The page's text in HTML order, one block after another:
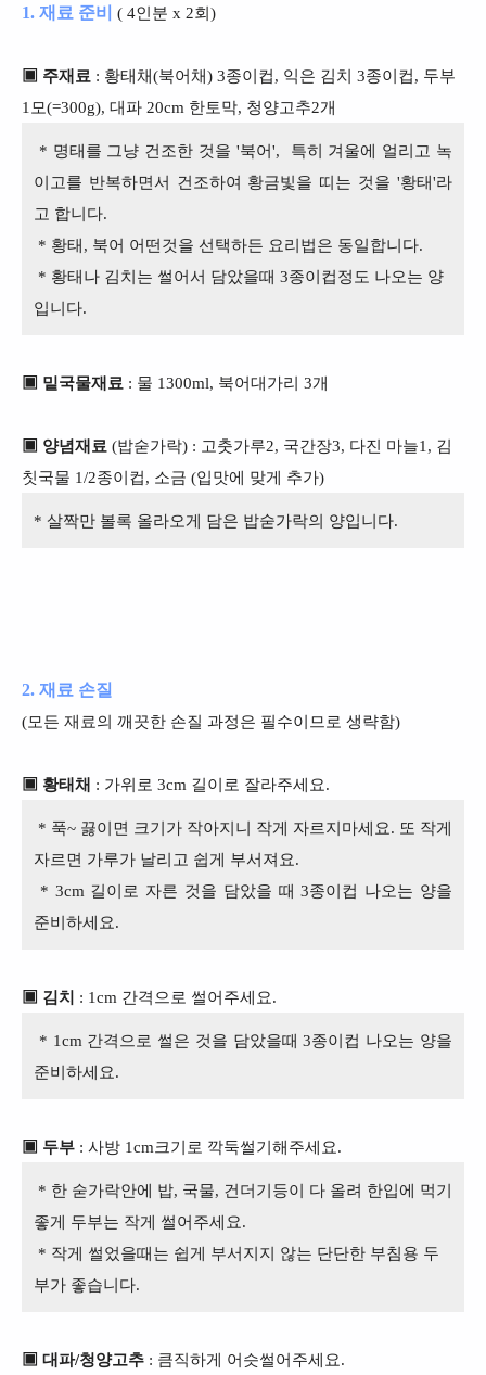
1. 재료 준비 ( 4인분 x 2회)
▣ 주재료 : 황태채(북어채) 3종이컵, 익은 김치 3종이컵, 두부
1모(=300g), 대파 20cm 한토막, 청양고추2개
* 명태를 그냥 건조한 것을 '북어', 특히 겨울에 얼리고 녹
이고를 반복하면서 건조하여 황금빛을 띠는 것을 '황태'라
고 합니다.
* 황태, 북어 어떤것을 선택하든 요리법은 동일합니다.
* 황태나 김치는 썰어서 담았을때 3종이컵정도 나오는 양
입니다.
▣ 밑국물재료 : 물 1300ml, 북어대가리 3개
▣ 양념재료 (밥숟가락) : 고춧가루2, 국간장3, 다진 마늘1, 김
칫국물 1/2종이컵, 소금 (입맛에 맞게 추가)
* 살짝만 볼록 올라오게 담은 밥숟가락의 양입니다.
2. 재료 손질
(모든 재료의 깨끗한 손질 과정은 필수이므로 생략함)
▣ 황태채 : 가위로 3cm 길이로 잘라주세요.
* 푹~ 끓이면 크기가 작아지니 작게 자르지마세요. 또 작게
자르면 가루가 날리고 쉽게 부서져요.
* 3cm 길이로 자른 것을 담았을 때 3종이컵 나오는 양을
준비하세요.
▣ 김치 : 1cm 간격으로 썰어주세요.
* 1cm 간격으로 썰은 것을 담았을때 3종이컵 나오는 양을
준비하세요.
▣ 두부 : 사방 1cm크기로 깍둑썰기해주세요.
* 한 숟가락안에 밥, 국물, 건더기등이 다 올려 한입에 먹기
좋게 두부는 작게 썰어주세요.
* 작게 썰었을때는 쉽게 부서지지 않는 단단한 부침용 두
부가 좋습니다.
▣ 대파/청양고추 : 큼직하게 어슷썰어주세요.